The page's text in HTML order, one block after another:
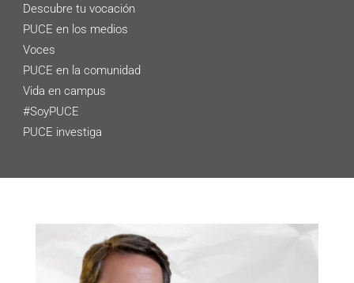
Descubre tu vocación
PUCE en los medios
Voces
PUCE en la comunidad
Vida en campus
#SoyPUCE
PUCE investiga